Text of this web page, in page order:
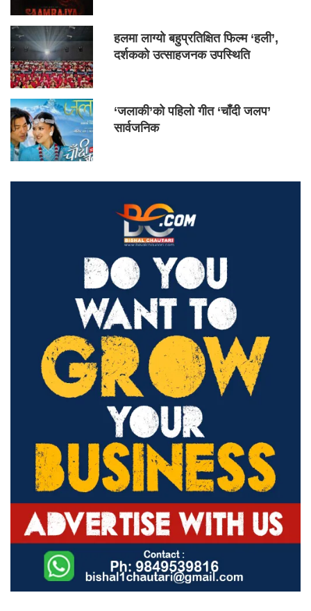
हलमा लाग्यो बहुप्रतिक्षित फिल्म ‘हली’,
दर्शकको उत्साहजनक उपस्थिति
‘जलाकी’को पहिलो गीत ‘चाँदी जलप’
सार्वजनिक